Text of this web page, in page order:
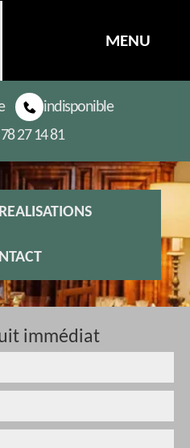
MENU
indisponible
27 14 81
immédiat